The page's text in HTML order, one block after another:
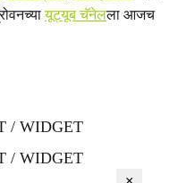
यूट्यूब चॅनेलला आजच
/ WIDGET
/ WIDGET